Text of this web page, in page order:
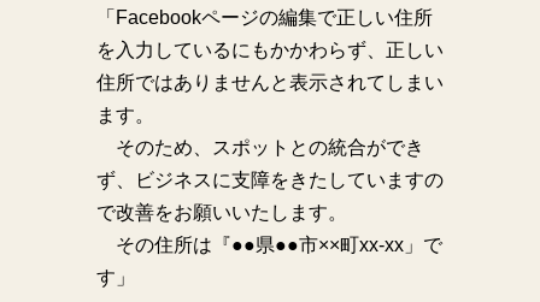
「Facebookページの編集で正しい住所
を入力しているにもかかわらず、正しい
住所ではありませんと表示されてしまい
ます。
そのため、スポットとの統合ができ
ず、ビジネスに支障をきたしていますの
で改善をお願いいたします。
その住所は『●●県●●市××町xx-xx」で
す」